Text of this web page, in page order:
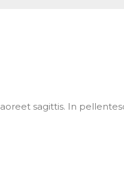
sagittis. In